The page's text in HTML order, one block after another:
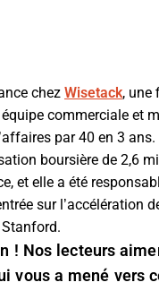
chez Wisetack, une
commerciale et
par 40 en 3
boursière de 2,6
et elle a été
sur l’accélération
Stanford.
! Nos lecteurs
vous a mené vers